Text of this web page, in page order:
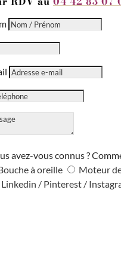
avez-vous connus ?
à oreille
Moteur
Linkedin / Pinterest /